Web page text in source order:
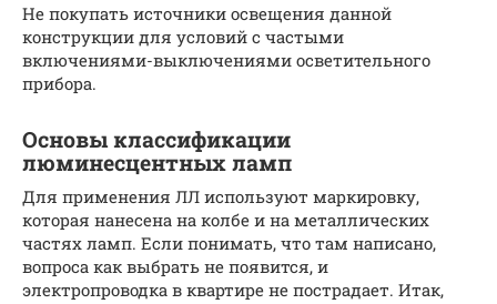
Не покупать источники освещения данной
конструкции для условий с частыми
включениями-выключениями осветительного
прибора.
Основы классификации
люминесцентных ламп
Для применения ЛЛ используют маркировку,
которая нанесена на колбе и на металлических
частях ламп. Если понимать, что там написано,
вопроса как выбрать не появится, и
электропроводка в квартире не пострадает. Итак,